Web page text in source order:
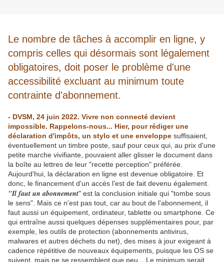
Le nombre de tâches à accomplir en ligne, y
compris celles qui désormais sont légalement
obligatoires, doit poser le problème d'une
accessibilité excluant au minimum toute
contrainte d'abonnement.
- DVSM, 24 juin 2022. Vivre non connecté devient
impossible. Rappelons-nous... Hier, pour rédiger une
déclaration d'impôts, un stylo et une enveloppe suffisaient,
éventuellement un timbre poste, sauf pour ceux qui, au prix d'une
petite marche vivifiante, pouvaient aller glisser le document dans
la boîte au lettres de leur "recette perception" préférée.
Aujourd'hui, la déclaration en ligne est devenue obligatoire. Et
donc, le financement d'un accès l'est de fait devenu également.
"Il faut un abonnement" est la conclusion initiale qui "tombe sous
le sens". Mais ce n'est pas tout, car au bout de l'abonnement, il
faut aussi un équipement, ordinateur, tablette ou smartphone. Ce
qui entraîne aussi quelques dépenses supplémentaires pour, par
exemple, les outils de protection (abonnements antivirus,
malwares et autres déchets du net), des mises à jour exigeant à
cadence répétitive de nouveaux équipements, puisque les OS se
suivent, mais ne se ressemblent que peu... Le minimum serait